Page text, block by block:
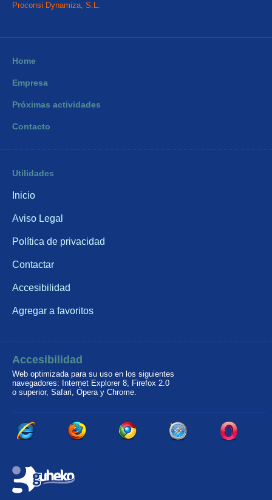
Proconsi Dynamiza, S.L.
Home
Empresa
Próximas actividades
Contacto
Utilidades
Inicio
Aviso Legal
Política de privacidad
Contactar
Accesibilidad
Agregar a favoritos
Accesibilidad
Web optimizada para su uso en los siguientes
navegadores: Internet Explorer 8, Firefox 2.0
o superior, Safari, Ópera y Chrome.